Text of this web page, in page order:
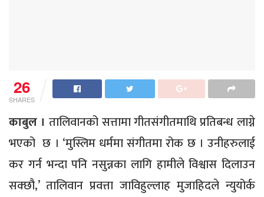
26
SHARES
काबुल । तालिवानको सत्तामा गीतसंगीतमाथि प्रतिबन्ध लाग्ने
भएको छ । ‘मुस्लिम धर्ममा संगीतमा रोक छ । उनीहरुलाई
कर गर्न भन्दा पनि नसुन्नका लागि हामीले विश्वास दिलाउन
सक्छौ,’ तालिवान प्रवत्ता जाविहुल्लाह मुजाहिदले न्युयोर्क